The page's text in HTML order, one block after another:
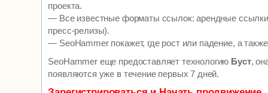
проекта.
— Все известные форматы ссылок: арендные
пресс-релизы).
— SeoHammer покажет, где рост или падение, а
SeoHammer еще предоставляет технологию Буст,
появляются уже в течение первых 7 дней.